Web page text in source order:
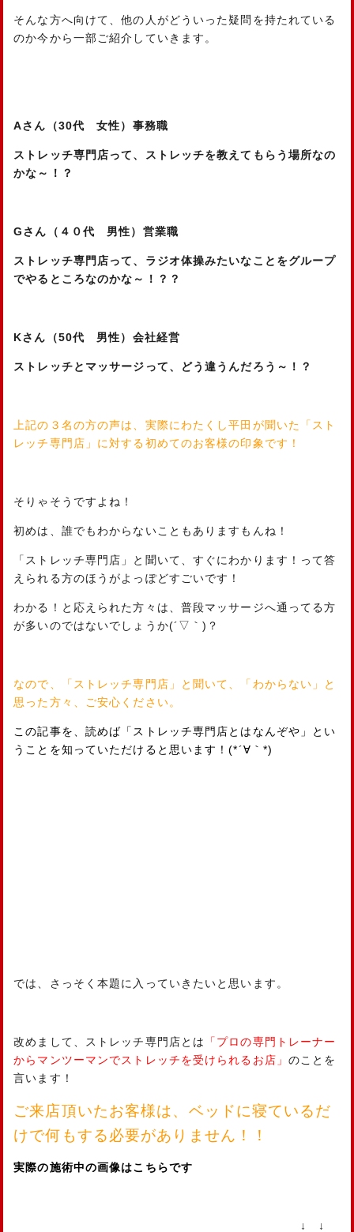
そんな方へ向けて、他の人がどういった疑問を持たれている
のか今から一部ご紹介していきます。
Aさん（30代 女性）事務職
ストレッチ専門店って、ストレッチを教えてもらう場所なの
かな～！？
Gさん（４０代 男性）営業職
ストレッチ専門店って、ラジオ体操みたいなことをグループ
でやるところなのかな～！？？
Kさん（50代 男性）会社経営
ストレッチとマッサージって、どう違うんだろう～！？
上記の３名の方の声は、実際にわたくし平田が聞いた「スト
レッチ専門店」に対する初めてのお客様の印象です！
そりゃそうですよね！
初めは、誰でもわからないこともありますもんね！
「ストレッチ専門店」と聞いて、すぐにわかります！って答
えられる方のほうがよっぽどすごいです！
わかる！と応えられた方々は、普段マッサージへ通ってる方
が多いのではないでしょうか(´▽｀)？
なので、「ストレッチ専門店」と聞いて、「わからない」と
思った方々、ご安心ください。
この記事を、読めば「ストレッチ専門店とはなんぞや」とい
うことを知っていただけると思います！(*´∀｀*)
では、さっそく本題に入っていきたいと思います。
改めまして、ストレッチ専門店とは
「プロの専門トレーナー
からマンツーマンでストレッチを受けられるお店」 のことを
言います！
ご来店頂いたお客様は、ベッドに寝ているだ
けで何もする必要がありません！！
実際の施術中の画像はこちらです
↓ ↓